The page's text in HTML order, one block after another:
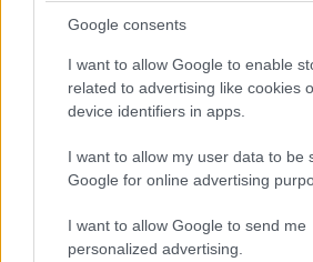
Google consents
I want to allow Google to enable
related to advertising like cookies
device identifiers in apps.
I want to allow my user data to be
Google for online advertising
I want to allow Google to send me
personalized advertising.